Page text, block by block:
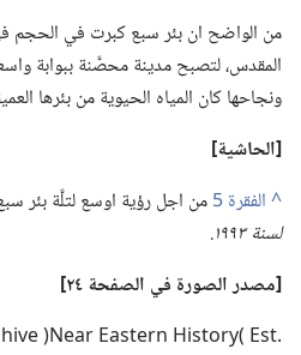
من الواضح ان بئر سبع كبرت في الحجم
المقدس،‏ لتصبح مدينة محصَّنة ببوابة
ونجاحها كان المياه الحيوية من بئرها
‏[الحاشية]‏
^
من اجل رؤية اوسع لتلَّة بئر
لسنة ١٩٩٣.‏
‏[مصدر الصورة في الصفحة ٢٤]‏
)Near Eastern History( Est.‎